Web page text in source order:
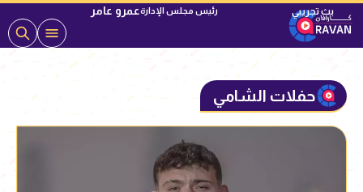
رئيس مجلس الإدارةعمرو عامر
حفلات الشامي